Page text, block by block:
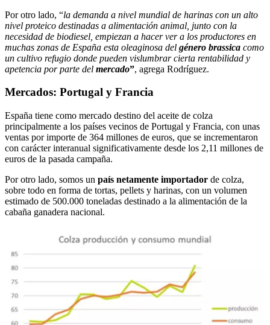
Por otro lado, “la demanda a nivel mundial de harinas con un alto
nivel proteico destinadas a alimentación animal, junto con la
necesidad de biodiesel, empiezan a hacer ver a los productores en
muchas zonas de España esta oleaginosa del género brassica como
un cultivo refugio donde pueden vislumbrar cierta rentabilidad y
apetencia por parte del mercado”, agrega Rodríguez.
Mercados: Portugal y Francia
España tiene como mercado destino del aceite de colza
principalmente a los países vecinos de Portugal y Francia, con unas
ventas por importe de 364 millones de euros, que se incrementaron
con carácter interanual significativamente desde los 2,11 millones de
euros de la pasada campaña.
Por otro lado, somos un país netamente importador de colza,
sobre todo en forma de tortas, pellets y harinas, con un volumen
estimado de 500.000 toneladas destinado a la alimentación de la
cabaña ganadera nacional.